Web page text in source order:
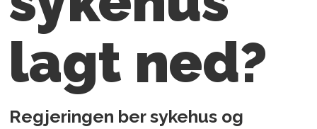
lagt ned?
Regjeringen ber sykehus og